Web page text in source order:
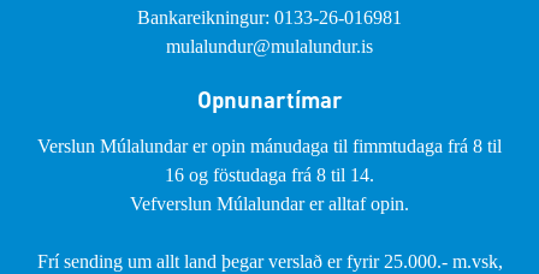
Bankareikningur: 0133-26-016981
mulalundur@mulalundur.is
Opnunartímar
Verslun Múlalundar er opin mánudaga til fimmtudaga frá 8 til
16 og föstudaga frá 8 til 14.
Vefverslun Múlalundar er alltaf opin.
Frí sending um allt land þegar verslað er fyrir 25.000.- m.vsk,